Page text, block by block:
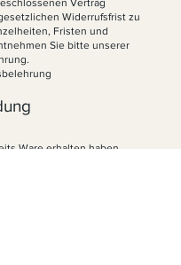
Vertrag
Widerrufsfrist zu
Fristen und
Sie bitte unserer
Ware erhalten haben,